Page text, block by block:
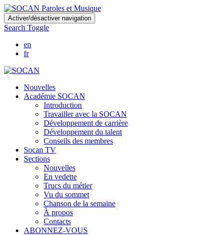
Skip
to
main
content
Activer/désactiver navigation
Search Toggle
en
fr
Nouvelles
Académie SOCAN
Introduction
Travailler avec la SOCAN
Développement de carrière
Développement du talent
Conseils des membres
Socan TV
Sections
Nouvelles
En vedette
Trucs du métier
Vu du sommet
Chanson de la semaine
À propos
Contacts
ABONNEZ-VOUS